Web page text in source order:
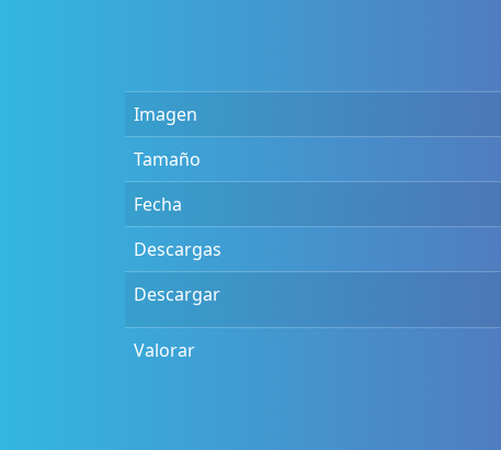
Imagen
Tamaño
Fecha
Descargas
Descargar
Valorar